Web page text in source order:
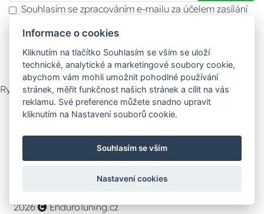
Souhlasím se zpracováním e-mailu za účelem zasílání
Více informací naleznete v
údajů . Souhlas můžete kdykoliv odvolat.
Rychlý kontakt
Zákaznický servis Vyzvednutí zboží
2026
EnduroTuning.cz
Informace o cookies
Kliknutím na tlačítko Souhlasím se vším se uloží
technické, analytické a marketingové soubory cookie,
abychom vám mohli umožnit pohodlné používání
stránek, měřit funkčnost našich stránek a cílit na vás
reklamu. Své preference můžete snadno upravit
kliknutím na Nastavení souborů cookie.
Souhlasím se vším
Nastavení cookies